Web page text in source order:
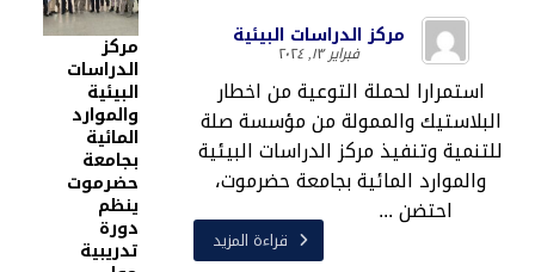
مركز الدراسات البيئية
فبراير ١٣, ٢٠٢٤
استمرارا لحملة التوعية من اخطار
البلاستيك والممولة من مؤسسة صلة
للتنمية وتنفيذ مركز الدراسات البيئية
والموارد المائية بجامعة حضرموت،
احتضن ...
قراءة المزيد
مركز
الدراسات
البيئية
والموارد
المائية
بجامعة
حضرموت
ينظم
دورة
تدريبية